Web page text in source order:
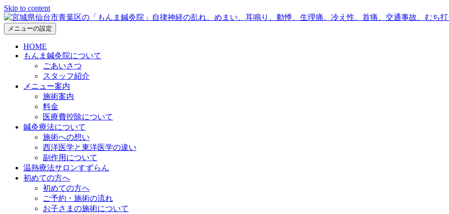
Skip to content
メニューの設定
HOME
もんま鍼灸院について
ごあいさつ
スタッフ紹介
メニュー案内
施術案内
料金
医療費控除について
鍼灸療法について
施術への想い
西洋医学と東洋医学の違い
副作用について
温熱療法サロンすずらん
初めての方へ
初めての方へ
ご予約・施術の流れ
お子さまの施術について